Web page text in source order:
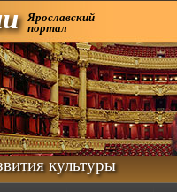
Ярославский
портал
культуры